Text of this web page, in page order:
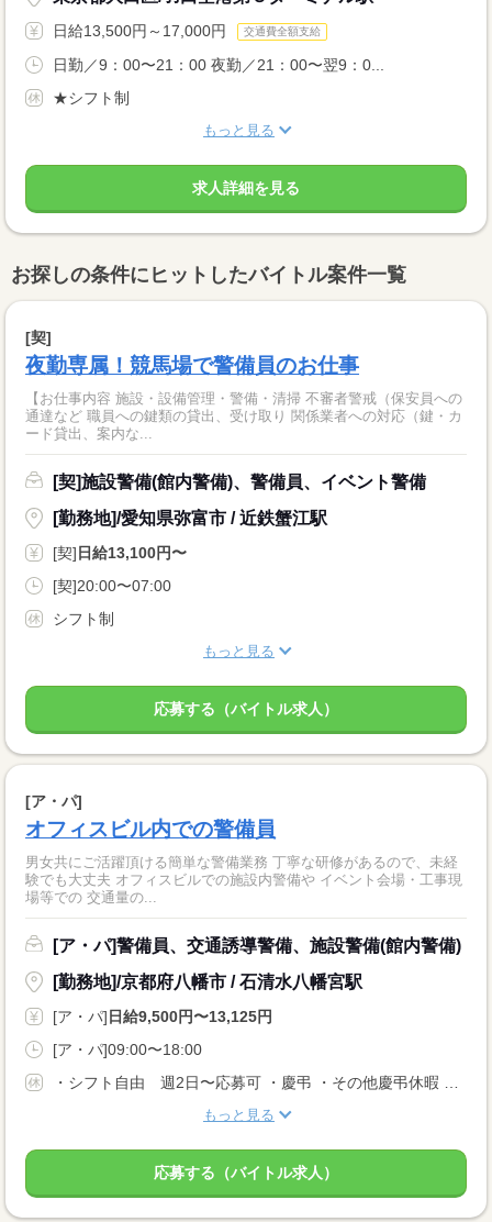
日給13,500円～17,000円 交通費全額支給
日勤／9：00〜21：00 夜勤／21：00〜翌9：0...
★シフト制
もっと見る
求人詳細を見る
お探しの条件にヒットしたバイトル案件一覧
[契]
夜勤専属！競馬場で警備員のお仕事
【お仕事内容 施設・設備管理・警備・清掃 不審者警戒（保安員への
通達など 職員への鍵類の貸出、受け取り 関係業者への対応（鍵・カ
ード貸出、案内な...
[契]施設警備(館内警備)、警備員、イベント警備
[勤務地]/愛知県弥富市 / 近鉄蟹江駅
[契] 日給13,100円〜
[契]20:00〜07:00
シフト制
もっと見る
応募する（バイトル求人）
[ア・パ]
オフィスビル内での警備員
男女共にご活躍頂ける簡単な警備業務 丁寧な研修があるので、未経
験でも大丈夫 オフィスビルでの施設内警備や イベント会場・工事現
場等での 交通量の...
[ア・パ]警備員、交通誘導警備、施設警備(館内警備)
[勤務地]/京都府八幡市 / 石清水八幡宮駅
[ア・パ] 日給9,500円〜13,125円
[ア・パ]09:00〜18:00
もっと見る
応募する（バイトル求人）